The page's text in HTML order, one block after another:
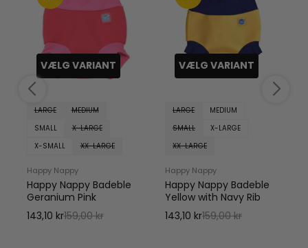
VÆLG VARIANT
LARGE
MEDIUM
SMALL
X-LARGE
X-SMALL
XX-LARGE
Happy Nappy
Happy Nappy Badeble
Geranium Pink
143,10 kr159,00 kr
VÆLG VARIANT
LARGE
MEDIUM
SMALL
X-LARGE
XX-LARGE
Happy Nappy
Happy Nappy Badeble
Yellow with Navy Rib
143,10 kr159,00 kr